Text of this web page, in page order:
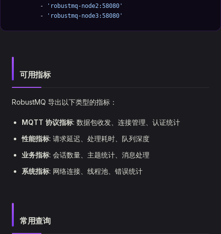
        -
'robustmq-node2:58080'
        -
'robustmq-node3:58080'
可用指标
RobustMQ 导出以下类型的指标：
MQTT 协议指标: 数据包收发、连接管理、认证统计
性能指标: 请求延迟、处理耗时、队列深度
业务指标: 会话数量、主题统计、消息处理
系统指标: 网络连接、线程池、错误统计
常用查询